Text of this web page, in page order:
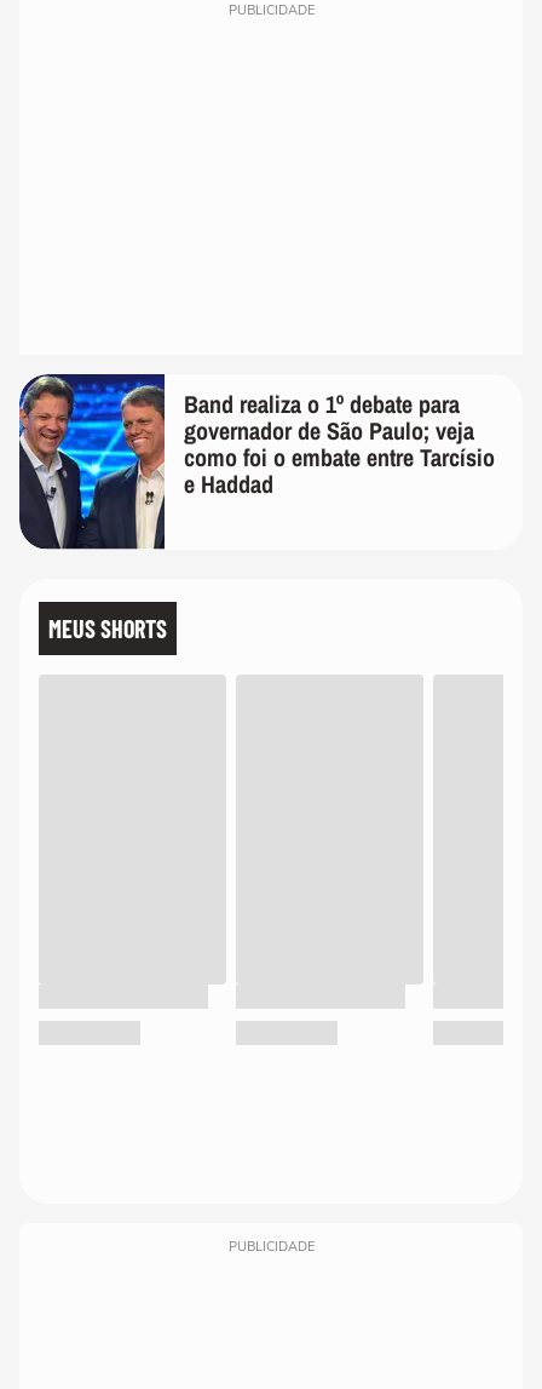
PUBLICIDADE
Band realiza o 1º debate para
governador de São Paulo; veja
como foi o embate entre Tarcísio
e Haddad
MEUS SHORTS
PUBLICIDADE